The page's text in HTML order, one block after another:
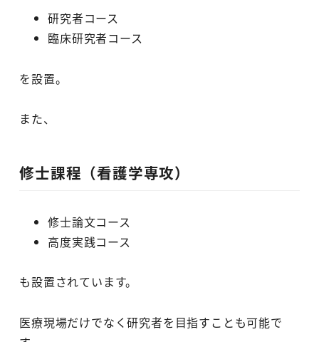
研究者コース
臨床研究者コース
を設置。
また、
修士課程（看護学専攻）
修士論文コース
高度実践コース
も設置されています。
医療現場だけでなく研究者を目指すことも可能で